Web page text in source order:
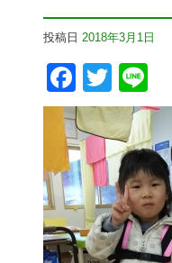
投稿日 2018年3月1日